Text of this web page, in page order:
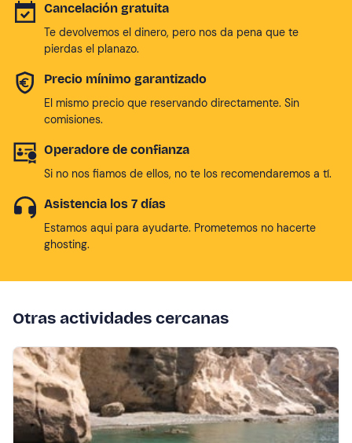
Cancelación gratuita
Te devolvemos el dinero, pero nos da pena que te
pierdas el planazo.
Precio mínimo garantizado
El mismo precio que reservando directamente. Sin
comisiones.
Operadore de confianza
Si no nos fiamos de ellos, no te los recomendaremos a tí.
Asistencia los 7 días
Estamos aqui para ayudarte. Prometemos no hacerte
ghosting.
Otras actividades cercanas